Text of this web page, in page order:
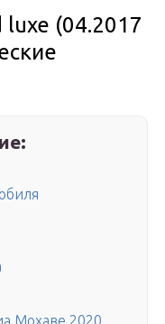
luxe (04.2017
Мохаве 2020